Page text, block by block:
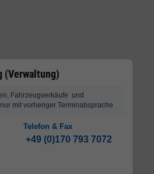
(Verwaltung)
Fahrzeugverkäufe und
mit vorheriger Terminabsprache
Telefon & Fax
+49 (0)170 793 7072